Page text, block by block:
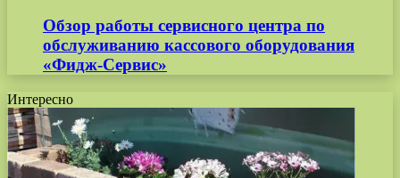
Обзор работы сервисного центра по
обслуживанию кассового оборудования
«Фидж-Сервис»
Интересно